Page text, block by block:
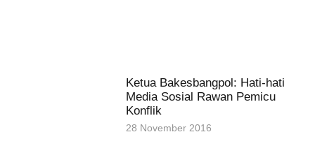
Ketua Bakesbangpol: Hati-hati
Media Sosial Rawan Pemicu
Konflik
28 November 2016